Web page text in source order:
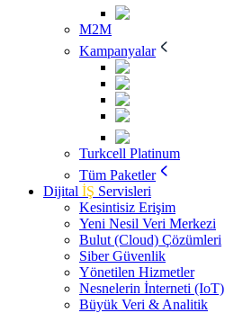
M2M
Kampanyalar
Turkcell Platinum
Tüm Paketler
Dijital İŞ Servisleri
Kesintisiz Erişim
Yeni Nesil Veri Merkezi
Bulut (Cloud) Çözümleri
Siber Güvenlik
Yönetilen Hizmetler
Nesnelerin İnterneti (IoT)
Büyük Veri & Analitik